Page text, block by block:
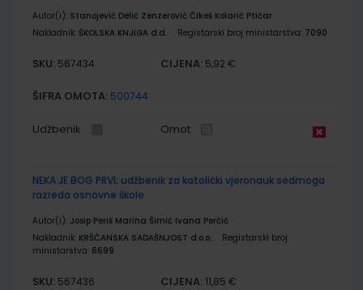
Autor(i): Stanojević Delić Zenzerović Čikeš Kolarić Ptičar
Nakladnik: ŠKOLSKA KNJIGA d.d. Registarski broj ministarstva: 7090
SKU: 567434 CIJENA: 5,92 €
ŠIFRA OMOTA: 500744
Udžbenik Omot
NEKA JE BOG PRVI; udžbenik za katolički vjeronauk sedmoga
razreda osnovne škole
Autor(i): Josip Periš Marina Šimić Ivana Perčić
Nakladnik: KRŠĆANSKA SADAŠNJOST d.o.o.
Registarski broj
ministarstva: 6699
SKU: 567436 CIJENA: 11,85 €